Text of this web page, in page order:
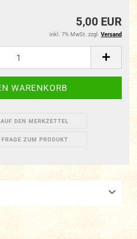
5,00 EUR
inkl. 7% MwSt. zzgl. Versand
AUF DEN MERKZETTEL
FRAGE ZUM PRODUKT